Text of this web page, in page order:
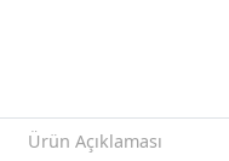
Ürün Açıklaması